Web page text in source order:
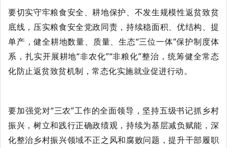
要切实守牢粮食安全、耕地保护、不发生规模性返贫致贫
底线， 压实粮食安全党政同责，持续稳面积、优结构、提
单产，健全耕地数量、质量、生态“三位一体”保护制度体
系，扎实开展耕地“非农化”“非粮化”整治，统筹健全常态
化防止返贫致贫机制，常态化实施就业促进行动。
要加强党对“三农”工作的全面领导 ，坚持五级书记抓乡村
振兴，树立和践行正确政绩观，持续为基层减负赋能，深
化整治乡村振兴领域不正之风和腐败问题，提升干部履职